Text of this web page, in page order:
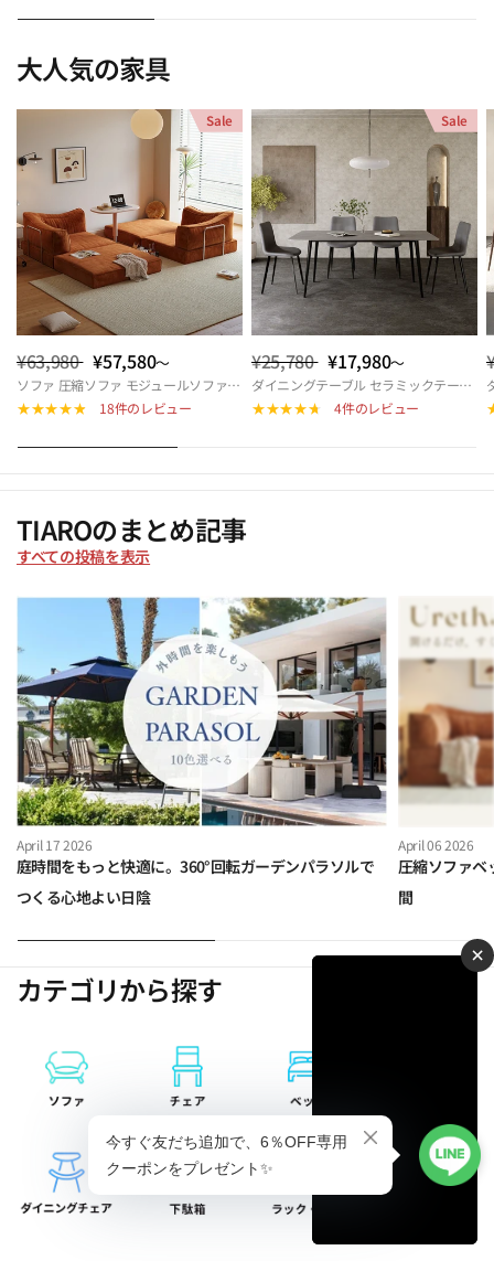
大人気の家具
Sale
¥63,980 ¥57,580～
ソファ 圧縮ソファ モジュールソファ ソファベッド ダブル モジュール式ソファ 圧縮ソファーベッド 折りたたみソファベッド 来客対応 北欧 おしゃれ リビング 多機能 快適座面 hemw-5426
18件のレビュー
Sale
¥25,780 ¥17,980～
ダイニングテーブル セラミックテーブル 幅140cm 幅160cm 4人掛け 6人掛け 北欧風 モダン 長方形 食卓テーブル おしゃれ リビング カフェ風 ダイニングセット対応 9513-604hs
4件のレビュー
TIAROのまとめ記事
すべての投稿を表示
April 17 2026
庭時間をもっと快適に。360°回転ガーデンパラソルで
つくる心地よい日陰
April 06 2026
圧縮ソファベ
間
カテゴリから探す
×